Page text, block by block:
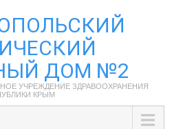
ДОМ №2
УЧРЕЖДЕНИЕ ЗДРАВООХРАНЕНИЯ
КРЫМ